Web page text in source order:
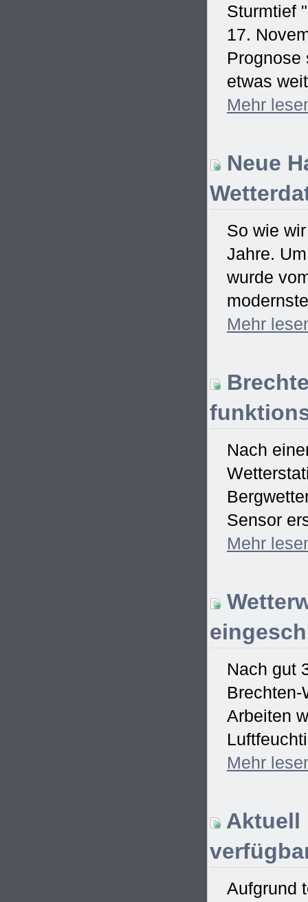
Sturmtief
17.
Prognose
etwas
Mehr
Neue
So wie
Jahre.
wurde
Mehr
Nach
Sensor
Mehr
Nach gut
Brechten-
Arbeiten
Mehr
Aktuell
Aufgrund